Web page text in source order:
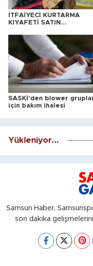
İTFAİYECİ KURTARMA
KIYAFETİ SATIN
SASKİ'den blower
için bakım ihalesi
Yükleniyor...
Samsun Haber,
son dakika